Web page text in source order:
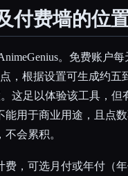
付费墙的位
。免费账户
，根据设置可生成约五
这足以体验该工具，但
能用于商业用途，且点
会累积。
费，可选月付或年付（